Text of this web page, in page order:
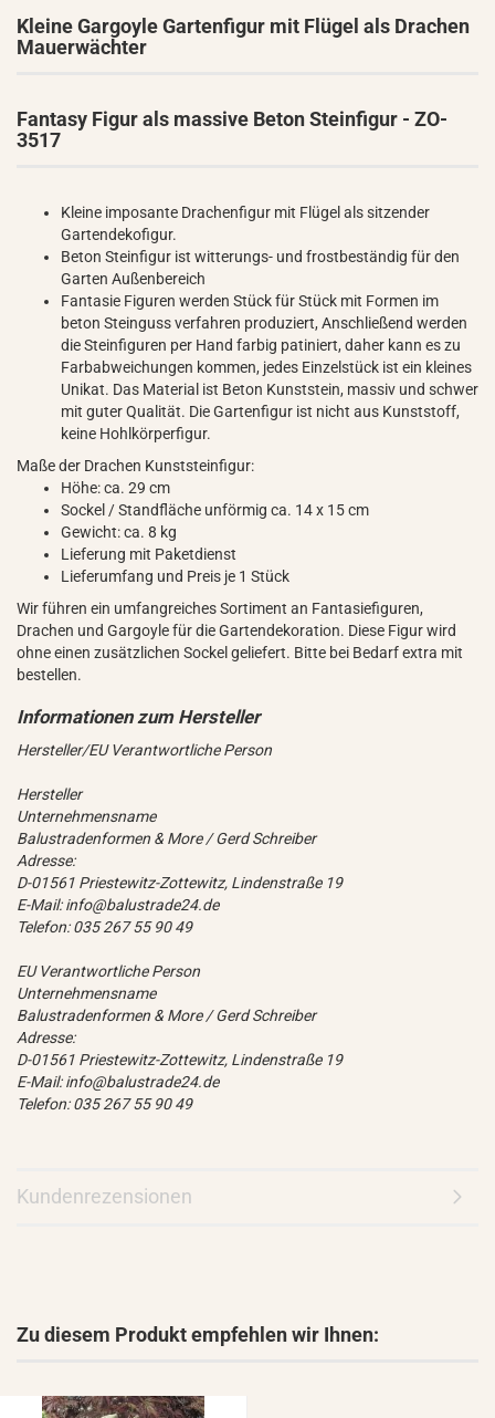
Kleine Gargoyle Gartenfigur mit Flügel als Drachen
Mauerwächter
Fantasy Figur als massive Beton Steinfigur - ZO-
3517
Kleine imposante Drachenfigur mit Flügel als sitzender
Gartendekofigur.
Beton Steinfigur ist witterungs- und frostbeständig für den
Garten Außenbereich
Fantasie Figuren werden Stück für Stück mit Formen im
beton Steinguss verfahren produziert, Anschließend werden
die Steinfiguren per Hand farbig patiniert, daher kann es zu
Farbabweichungen kommen, jedes Einzelstück ist ein kleines
Unikat. Das Material ist Beton Kunststein, massiv und schwer
mit guter Qualität. Die Gartenfigur ist nicht aus Kunststoff,
keine Hohlkörperfigur.
Maße der Drachen Kunststeinfigur:
Höhe: ca. 29 cm
Sockel / Standfläche unförmig ca. 14 x 15 cm
Gewicht: ca. 8 kg
Lieferung mit Paketdienst
Lieferumfang und Preis je 1 Stück
Wir führen ein umfangreiches Sortiment an Fantasiefiguren,
Drachen und Gargoyle für die Gartendekoration. Diese Figur wird
ohne einen zusätzlichen Sockel geliefert. Bitte bei Bedarf extra mit
bestellen.
Hersteller/EU Verantwortliche Person
Hersteller
Unternehmensname
Balustradenformen & More / Gerd Schreiber
Adresse:
D-01561 Priestewitz-Zottewitz, Lindenstraße 19
E-Mail: info@balustrade24.de
Telefon: 035 267 55 90 49
EU Verantwortliche Person
Unternehmensname
Balustradenformen & More / Gerd Schreiber
Adresse:
D-01561 Priestewitz-Zottewitz, Lindenstraße 19
E-Mail: info@balustrade24.de
Telefon: 035 267 55 90 49
Kundenrezensionen
Zu diesem Produkt empfehlen wir Ihnen: